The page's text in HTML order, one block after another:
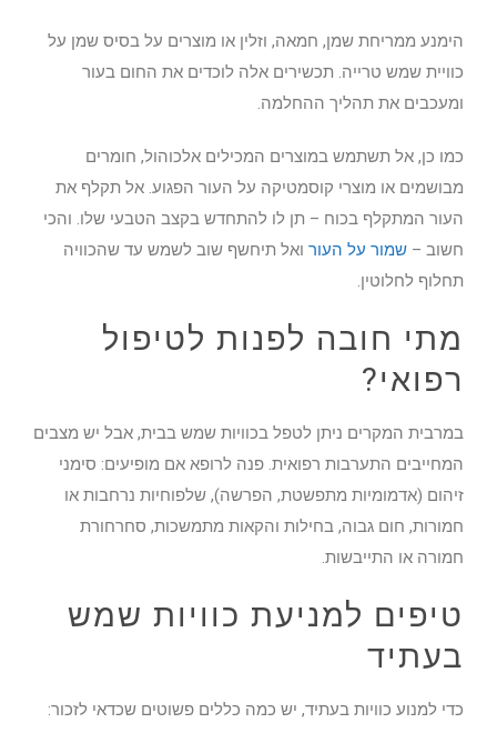
הימנע ממריחת שמן, חמאה, וזלין או מוצרים על בסיס שמן על
כוויית שמש טרייה. תכשירים אלה לוכדים את החום בעור
ומעכבים את תהליך ההחלמה.
כמו כן, אל תשתמש במוצרים המכילים אלכוהול, חומרים
מבושמים או מוצרי קוסמטיקה על העור הפגוע. אל תקלף את
העור המתקלף בכוח – תן לו להתחדש בקצב הטבעי שלו. והכי
חשוב – שמור על העורואל תיחשף שוב לשמש עד שהכוויה
תחלוף לחלוטין.
מתי חובה לפנות לטיפול
רפואי?
במרבית המקרים ניתן לטפל בכוויות שמש בבית, אבל יש מצבים
המחייבים התערבות רפואית. פנה לרופא אם מופיעים: סימני
זיהום (אדמומיות מתפשטת, הפרשה), שלפוחיות נרחבות או
חמורות, חום גבוה, בחילות והקאות מתמשכות, סחרחורת
חמורה או התייבשות.
טיפים למניעת כוויות שמש
בעתיד
כדי למנוע כוויות בעתיד, יש כמה כללים פשוטים שכדאי לזכור: